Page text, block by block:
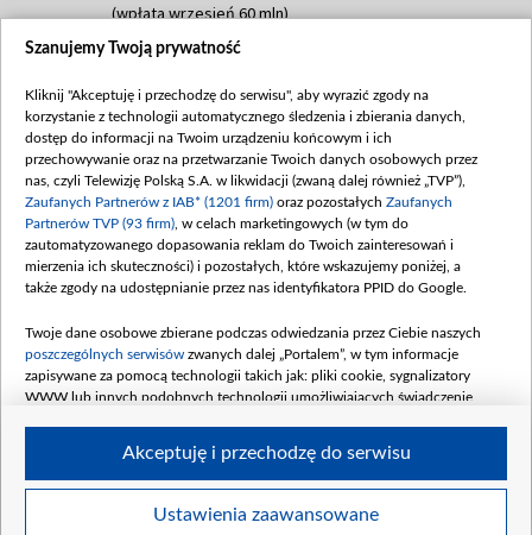
(wpłata wrzesień 60 mln)
Dofinansowanie 635 783 051,21 PLN
(wpłata wrzesień 100 mln, październik 350
mln, listopad 265 mln)
Dofinansowanie 48 862 000,00 PLN
Data podpisania umowy: GRUDZIEŃ 2025
(wpłata grudzień 60,548 mln)
Dofinansowanie 900 000 000,00 PLN
Data podpisania umowy: LUTY 2026 (wpłata
kwiecień 180 mln, 7 maja 180 mln, 8
czerwca 90 mln)
Dofinansowanie 250 000 000,00 PLN
4 sierpnia 250 mln
Szanujemy Twoją prywatność
Kliknij "Akceptuję i przechodzę do serwisu", aby wyrazić zgody na
korzystanie z technologii automatycznego śledzenia i zbierania danych,
dostęp do informacji na Twoim urządzeniu końcowym i ich
przechowywanie oraz na przetwarzanie Twoich danych osobowych przez
nas, czyli Telewizję Polską S.A. w likwidacji (zwaną dalej również „TVP”),
Zaufanych Partnerów z IAB* (1201 firm) oraz pozostałych Zaufanych
Partnerów TVP (93 firm) , w celach marketingowych (w tym do
zautomatyzowanego dopasowania reklam do Twoich zainteresowań i
mierzenia ich skuteczności) i pozostałych, które wskazujemy poniżej, a
także zgody na udostępnianie przez nas identyfikatora PPID do Google.
Twoje dane osobowe zbierane podczas odwiedzania przez Ciebie naszych
poszczególnych serwisów zwanych dalej „Portalem”, w tym informacje
zapisywane za pomocą technologii takich jak: pliki cookie, sygnalizatory
WWW lub innych podobnych technologii umożliwiających świadczenie
Twoje dane osobowe zbierane podczas odwiedzania przez Ciebie
Ustawienia zaawansowane
Akceptuję i przechodzę do serwisu